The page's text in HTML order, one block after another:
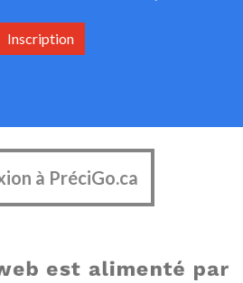
Inscription
à PréciGo.ca